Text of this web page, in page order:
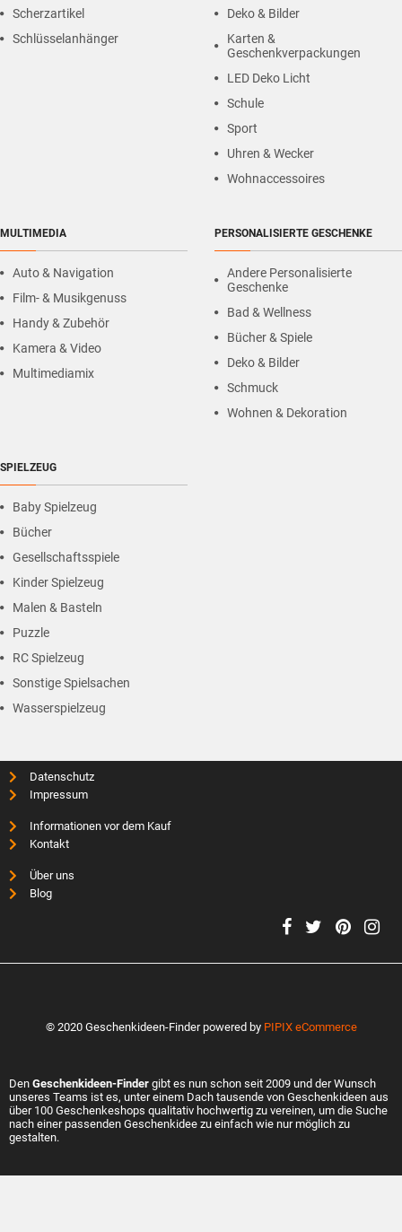
Scherzartikel
Schlüsselanhänger
Deko & Bilder
Karten &
Geschenkverpackungen
LED Deko Licht
Schule
Sport
Uhren & Wecker
Wohnaccessoires
MULTIMEDIA
Auto & Navigation
Film- & Musikgenuss
Handy & Zubehör
Kamera & Video
Multimediamix
PERSONALISIERTE GESCHENKE
Andere Personalisierte
Geschenke
Bad & Wellness
Bücher & Spiele
Deko & Bilder
Schmuck
Wohnen & Dekoration
SPIELZEUG
Baby Spielzeug
Bücher
Gesellschaftsspiele
Kinder Spielzeug
Malen & Basteln
Puzzle
RC Spielzeug
Sonstige Spielsachen
Wasserspielzeug
Datenschutz
Impressum
Informationen vor dem Kauf
Kontakt
Über uns
Blog
© 2020 Geschenkideen-Finder powered by PIPIX eCommerce
Den Geschenkideen-Finder gibt es nun schon seit 2009 und der Wunsch
unseres Teams ist es, unter einem Dach tausende von Geschenkideen aus
über 100 Geschenkeshops qualitativ hochwertig zu vereinen, um die Suche
nach einer passenden Geschenkidee zu einfach wie nur möglich zu
gestalten.